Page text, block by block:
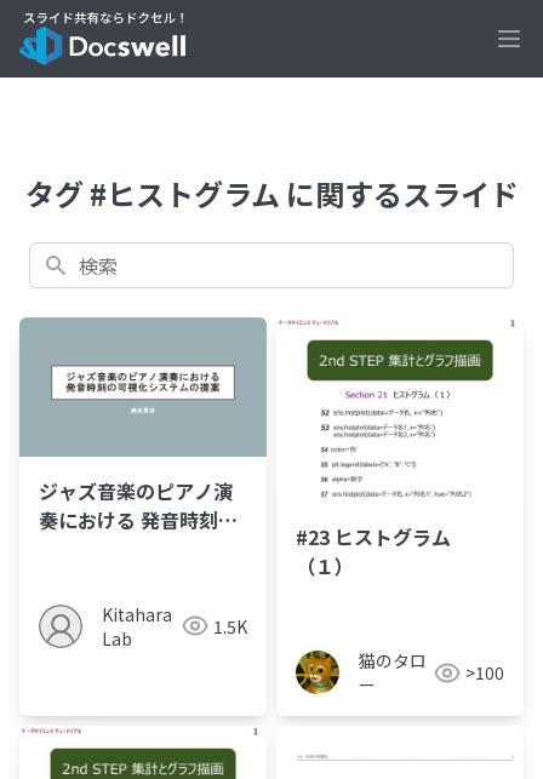
タグ #ヒストグラム に関するスライド
検索
ジャズ音楽のピアノ演
奏における 発音時刻の
Kitahara
Lab
1.5K
#23 ヒストグラム
（１）
猫のタロ
ー
>100